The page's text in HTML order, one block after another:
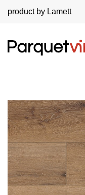
product by Lamett